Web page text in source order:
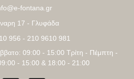
fontana.gr
17 - Γλυφάδα
956 - 210 9610 981
09:00 - 15:00 Τρίτη - Πέμπτη -
- 15:00 & 18:00 - 21:00